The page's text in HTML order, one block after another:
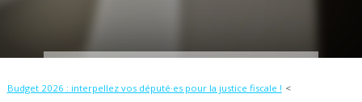
Budget 2026 : interpellez vos député·es pour la justice fiscale !